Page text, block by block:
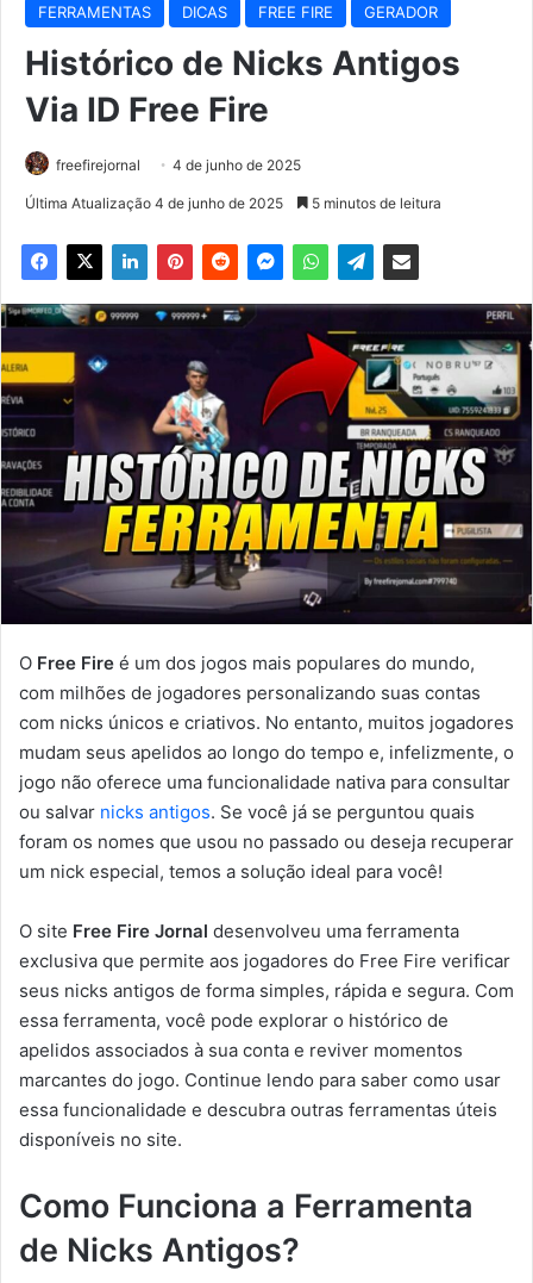
FERRAMENTAS DICAS FREE FIRE GERADOR
Histórico de Nicks Antigos
Via ID Free Fire
freefirejornal 4 de junho de 2025
Última Atualização 4 de junho de 2025 5 minutos de leitura
O Free Fire é um dos jogos mais populares do mundo,
com milhões de jogadores personalizando suas contas
com nicks únicos e criativos. No entanto, muitos jogadores
mudam seus apelidos ao longo do tempo e, infelizmente, o
jogo não oferece uma funcionalidade nativa para consultar
ou salvar nicks antigos. Se você já se perguntou quais
foram os nomes que usou no passado ou deseja recuperar
um nick especial, temos a solução ideal para você!
O site Free Fire Jornal desenvolveu uma ferramenta
exclusiva que permite aos jogadores do Free Fire verificar
seus nicks antigos de forma simples, rápida e segura. Com
essa ferramenta, você pode explorar o histórico de
apelidos associados à sua conta e reviver momentos
marcantes do jogo. Continue lendo para saber como usar
essa funcionalidade e descubra outras ferramentas úteis
disponíveis no site.
Como Funciona a Ferramenta
de Nicks Antigos?